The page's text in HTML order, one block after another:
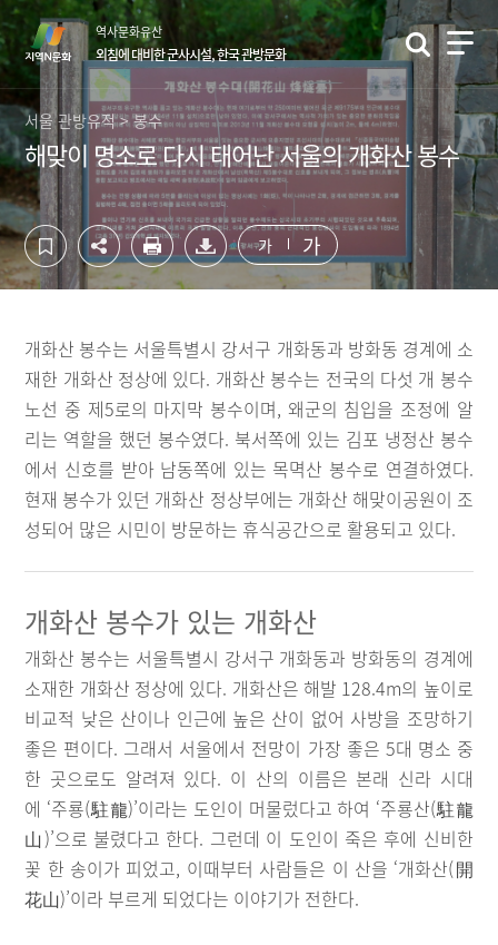
컨
텐
츠
영
역
바
로
가
기
하
단
영
역
바
로
가
기
역사문화유산
외침에 대비한 군사시설, 한국 관방문화
서울 관방유적 > 봉수
해맞이 명소로 다시 태어난 서울의 개화산 봉수
가 가
개화산 봉수는 서울특별시 강서구 개화동과 방화동 경계에 소
재한 개화산 정상에 있다. 개화산 봉수는 전국의 다섯 개 봉수
노선 중 제5로의 마지막 봉수이며, 왜군의 침입을 조정에 알
리는 역할을 했던 봉수였다. 북서쪽에 있는 김포 냉정산 봉수
에서 신호를 받아 남동쪽에 있는 목멱산 봉수로 연결하였다.
현재 봉수가 있던 개화산 정상부에는 개화산 해맞이공원이 조
성되어 많은 시민이 방문하는 휴식공간으로 활용되고 있다.
개화산 봉수가 있는 개화산
개화산 봉수는 서울특별시 강서구 개화동과 방화동의 경계에
소재한 개화산 정상에 있다. 개화산은 해발 128.4m의 높이로
비교적 낮은 산이나 인근에 높은 산이 없어 사방을 조망하기
좋은 편이다. 그래서 서울에서 전망이 가장 좋은 5대 명소 중
한 곳으로도 알려져 있다. 이 산의 이름은 본래 신라 시대
에 ‘주룡(駐龍)’이라는 도인이 머물렀다고 하여 ‘주룡산(駐龍
山)’으로 불렸다고 한다. 그런데 이 도인이 죽은 후에 신비한
꽃 한 송이가 피었고, 이때부터 사람들은 이 산을 ‘개화산(開
花山)’이라 부르게 되었다는 이야기가 전한다.